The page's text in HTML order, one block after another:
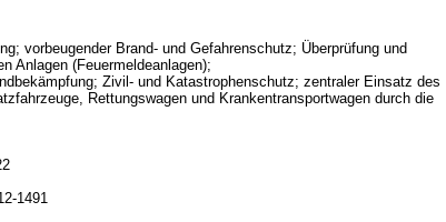
vorbeugender Brand- und Gefahrenschutz; Überprüfung und
Anlagen (Feuermeldeanlagen);
Zivil- und Katastrophenschutz; zentraler Einsatz des
Rettungswagen und Krankentransportwagen durch die
1491